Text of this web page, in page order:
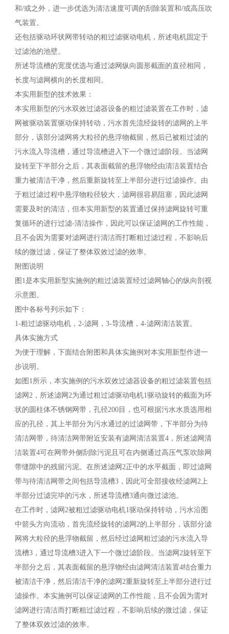
和/或之外，进一步优选为清洁速度可调的刮除装置和/或高压吹
气装置。
还包括驱动环状网带转动的粗过滤驱动电机，所述电机固定于
过滤池的池壁。
所述导流槽的宽度优选与通过滤网纵向圆形截面的直径相同，
长度与滤网横向的长度相同。
本实用新型的技术效果：
本实用新型的污水双效过滤器设备的粗过滤装置在工作时，滤
网被驱动装置驱动保持转动，污水首先流经旋转的滤网的上半
部分，该部分滤网将大粒径的悬浮物截留，然后已被粗过滤的
污水流入导流槽，通过导流槽进入下一个微过滤阶段。当滤网
旋转至下半部分之后，其表面截留的悬浮物经由清洁装置结合
重力被清洁干净，然后重新旋转至上半部分进行过滤操作。由
于粗过滤过程中悬浮物粒径较大，滤网很容易阻塞，因此滤网
需要及时的清洁，但本实用新型的装置通过保持滤网旋转可重
复循环的进行过滤-清洁操作，因此可以保证滤网的工作性能，
且不会因为需要对滤网进行清洁而打断粗过滤过程，不影响后
续的微过滤，保证了整体双效过滤的效率。
附图说明
图1是本实用新型实施例的粗过滤装置经过滤网轴心的纵向剖视
示意图。
图中各标号列示如下：
1-粗过滤驱动电机，2-滤网，3-导流槽，4-滤网清洁装置。
具体实施方式
为便于理解，下面结合附图和具体实施例对本实用新型作进一
步说明。
如图1所示，本实施例的污水双效过滤器设备的粗过滤装置包括
滤网2，所述滤网2为通过粗过滤驱动电机1驱动旋转的截面为环
状的圆柱体不锈钢网带，孔径200目，也可根据污水水质选用相
应的孔径，其上半部分为污水通过的过滤网带，下半部分为待
清洁网带，待清洁网带附近安装有滤网清洁装置4，所述滤网清
洁装置4可在网带外侧刮除污泥且可在内侧通过高压气泵吹除网
带缝隙中的残留污泥。在所述滤网2正中的水平截面，即过滤网
带与待清洁网带之间包括导流槽3，因此可全部接收经滤网2上
半部分过滤完毕的污水，所述导流槽3通向微过滤池。
在工作时，滤网2被粗过滤驱动电机1驱动保持转动，污水沿图
中箭头方向流动，首先流经旋转的滤网2的上半部分，该部分滤
网将大粒径的悬浮物截留，然后经过滤网粗过滤的污水流入导
流槽3，通过导流槽3进入下一个微过滤阶段。当滤网2旋转至下
半部分之后，其表面截留的悬浮物经由滤网清洁装置4结合重力
被清洁干净，然后清洁干净的滤网2重新旋转至上半部分进行过
滤操作。本实施例可以保证滤网的工作性能，且不会因为需对
滤网进行清洁而打断粗过滤过程，不影响后续的微过滤，保证
了整体双效过滤的效率。